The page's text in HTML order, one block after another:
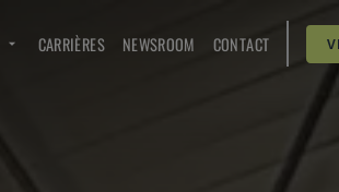
CARRIÈRES NEWSROOM CONTACT